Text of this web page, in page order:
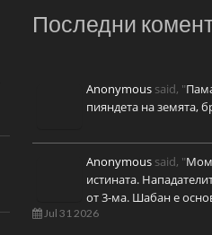
Последни
Anonymous said, "
пияндета на земята,
Anonymous said, "
истината.
от 3-ма. Шабан е
Jul 31 2026